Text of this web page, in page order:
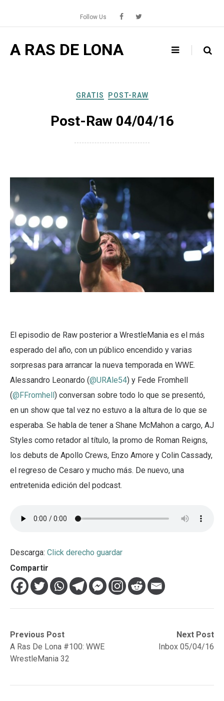
content
Follow Us
A RAS DE LONA
GRATIS POST-RAW
Post-Raw 04/04/16
El episodio de Raw posterior a WrestleMania es el más
esperado del año, con un público encendido y varias
sorpresas para arrancar la nueva temporada en WWE.
Alessandro Leonardo (@URAle54) y Fede Fromhell
(@FFromhell) conversan sobre todo lo que se presentó,
en un show que tal vez no estuvo a la altura de lo que se
esperaba. Se habla de tener a Shane McMahon a cargo, AJ
Styles como retador al título, la promo de Roman Reigns,
los debuts de Apollo Crews, Enzo Amore y Colin Cassady,
el regreso de Cesaro y mucho más. De nuevo, una
entretenida edición del podcast.
Descarga: Click derecho guardar
Compartir
Navegación
de
entradas
Previous Post
Previous
post:A Ras De Lona #100: WWE
WrestleMania 32
Next Post
Next
post:
Inbox 05/04/16